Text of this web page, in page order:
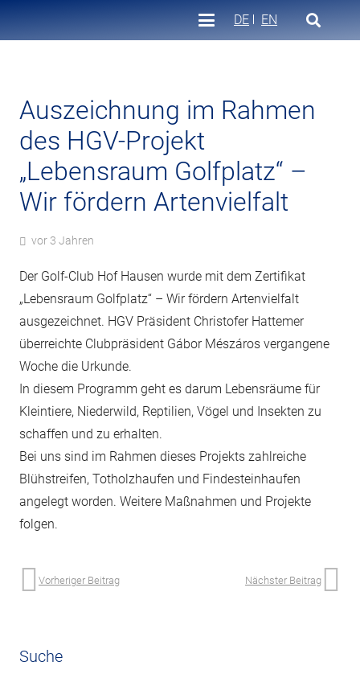
DE EN
Auszeichnung im Rahmen
des HGV-Projekt
„Lebensraum Golfplatz“ –
Wir fördern Artenvielfalt
vor 3 Jahren
Der Golf-Club Hof Hausen wurde mit dem Zertifikat
„Lebensraum Golfplatz“ – Wir fördern Artenvielfalt
ausgezeichnet. HGV Präsident Christofer Hattemer
überreichte Clubpräsident Gábor Mészáros vergangene
Woche die Urkunde.
In diesem Programm geht es darum Lebensräume für
Kleintiere, Niederwild, Reptilien, Vögel und Insekten zu
schaffen und zu erhalten.
Bei uns sind im Rahmen dieses Projekts zahlreiche
Blühstreifen, Totholzhaufen und Findesteinhaufen
angelegt worden. Weitere Maßnahmen und Projekte
folgen.
Vorheriger Beitrag Nächster Beitrag
Suche